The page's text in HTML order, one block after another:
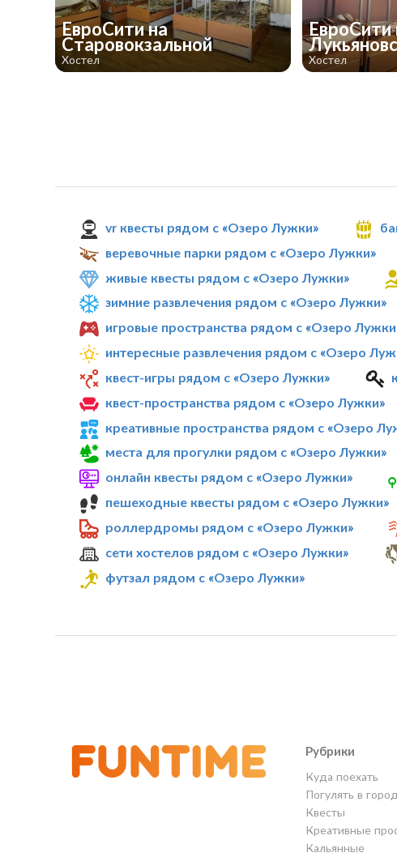
ЕвроСити на
Старовокзальной
Хостел
ЕвроСити
Хостел
vr квесты рядом с «Озеро Лужки»
веревочные парки рядом с «Озеро Лужки»
живые квесты рядом с «Озеро Лужки»
зимние развлечения рядом с «Озеро Лужки»
игровые пространства рядом с «Озеро
интересные развлечения рядом с «Озеро
квест-игры рядом с «Озеро Лужки»
квест-пространства рядом с «Озеро Лужки»
креативные пространства рядом с «Озеро
места для прогулки рядом с «Озеро Лужки»
онлайн квесты рядом с «Озеро Лужки»
пешеходные квесты рядом с «Озеро Лужки»
роллердромы рядом с «Озеро Лужки»
сети хостелов рядом с «Озеро Лужки»
футзал рядом с «Озеро Лужки»
Рубрики
Куда поехать
Погулять в
Квесты
Креативные
Кальянные